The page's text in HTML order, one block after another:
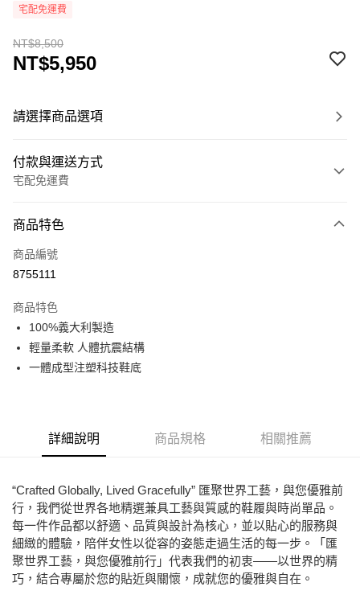
宅配免運費
NT$8,500
NT$5,950
請選擇商品選項
付款與運送方式
宅配免運費
信用卡一次付款
超商取貨付款
Apple Pay
街口支付
每筆NT$80，滿NT$2,000(含以上)免運費
7-11取貨付款
每筆NT$80，滿NT$2,000(含以上)免運費
宅配
商品特色
商品編號
8755111
商品特色
100%義大利製造
輕量柔軟 人體抗震結構
一體成型注塑科技鞋底
詳細說明 商品規格 相關推薦
“Crafted Globally, Lived Gracefully” 匯聚世界工藝，與您優雅前
行，我們從世界各地精選兼具工藝與質感的鞋履與時尚單品。
每一件作品都以舒適、品質與設計為核心，並以貼心的服務與
細緻的體驗，陪伴女性以從容的姿態走過生活的每一步。「匯
聚世界工藝，與您優雅前行」代表我們的初衷——以世界的精
巧，結合專屬於您的貼近與關懷，成就您的優雅與自在。